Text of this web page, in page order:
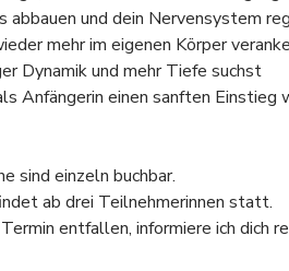
abbauen und dein Nervensystem
mehr im eigenen Körper
Dynamik und mehr Tiefe suchst
Anfängerin einen sanften Einstieg
sind einzeln buchbar.
ab drei Teilnehmerinnen statt.
entfallen, informiere ich dich